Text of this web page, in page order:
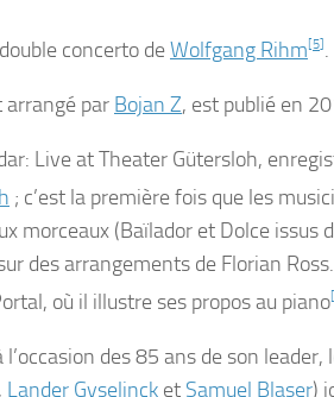
concerto deWolfgang Rihm[5] .
arrangé par Bojan Z, est publié en
Live at Theater Gütersloh,
; c’est la première fois que les
morceaux (Baïlador et Dolce issus
des arrangements de Florian
où il illustre ses propos au piano[
l’occasion des85 ans de son leader,
, Lander Gyselinck et Samuel Blaser)